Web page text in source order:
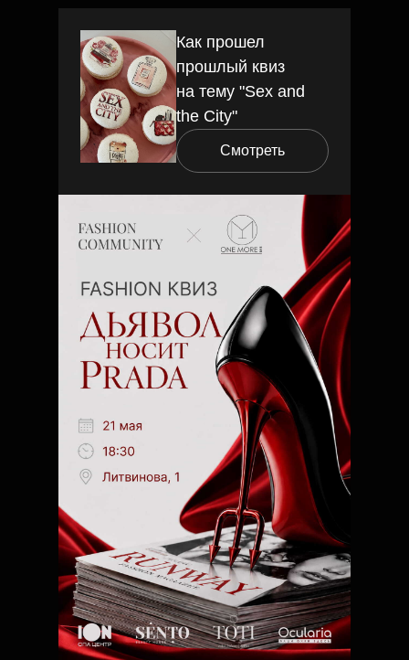
Как прошел
прошлый квиз
на тему "Sex and
the City"
Смотреть